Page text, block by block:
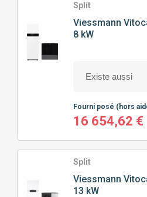
Split
Viessmann
8 kW
Fourni posé (hors
16 654,62 €
Split
Viessmann
13 kW